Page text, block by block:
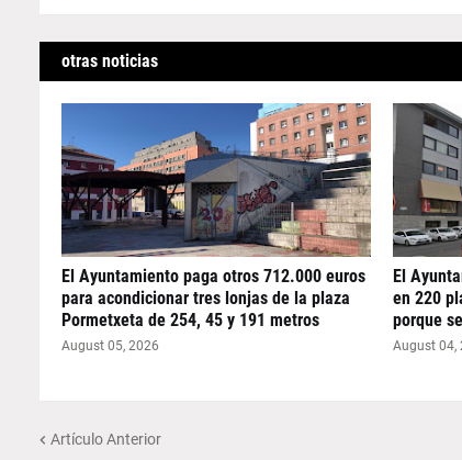
otras noticias
El Ayuntamiento paga otros 712.000 euros
para acondicionar tres lonjas de la plaza
Pormetxeta de 254, 45 y 191 metros
August 05, 2026
El
en 220
porque
August 04,
Artículo Anterior